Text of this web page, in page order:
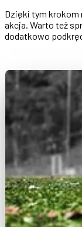
Dzięki tym krokom
akcja. Warto też
dodatkowo